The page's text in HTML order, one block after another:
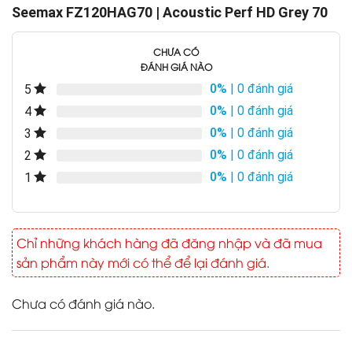
Seemax FZ120HAG70 | Acoustic Perf HD Grey 70
CHƯA CÓ
ĐÁNH GIÁ NÀO
5 0% | 0 đánh giá
4
0% | 0 đánh giá
3
0% | 0 đánh giá
2
0% | 0 đánh giá
1
0% | 0 đánh giá
Chỉ những khách hàng đã đăng nhập và đã mua
sản phẩm này mới có thể để lại đánh giá.
Chưa có đánh giá nào.